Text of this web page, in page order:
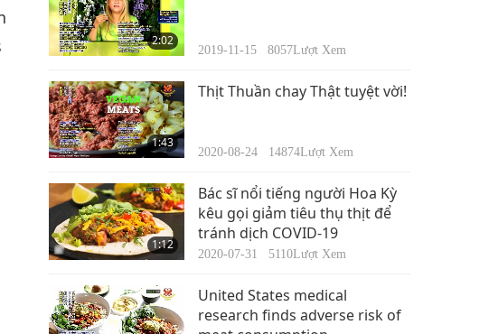
2:02
2019-11-15 8057Lượt Xem
1:43
Thịt Thuần chay Thật tuyệt vời!
2020-08-24 14874Lượt Xem
1:12
Bác sĩ nổi tiếng người Hoa Kỳ
kêu gọi giảm tiêu thụ thịt để
tránh dịch COVID-19
2020-07-31 5110Lượt Xem
United States medical
research finds adverse risk of